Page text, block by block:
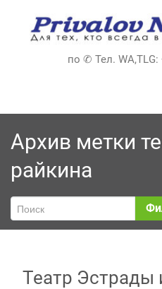
содержимому
по ✆ Тел. WA,TLG:
Архив метки
райкина
Театр Эстрады